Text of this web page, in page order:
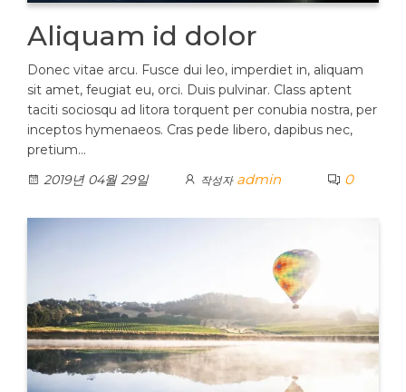
Aliquam id dolor
Donec vitae arcu. Fusce dui leo, imperdiet in, aliquam
sit amet, feugiat eu, orci. Duis pulvinar. Class aptent
taciti sociosqu ad litora torquent per conubia nostra, per
inceptos hymenaeos. Cras pede libero, dapibus nec,
pretium…
2019년 04월 29일
작성자 admin 0